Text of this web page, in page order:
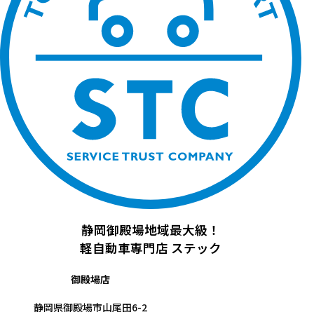
静岡御殿場地域最大級！
軽自動車専門店 ステック
御殿場店
静岡県御殿場市山尾田6-2